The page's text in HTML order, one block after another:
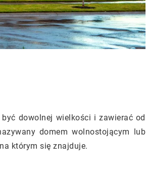
dowolnej wielkości i zawierać od
domem wolnostojącym lub
którym się znajduje.